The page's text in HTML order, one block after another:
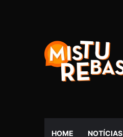
HOME NOTÍCIAS